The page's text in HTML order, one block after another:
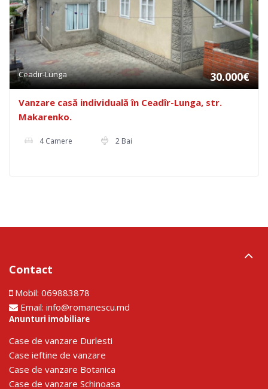
Ceadir-Lunga 30.000€
Vanzare casă individuală în Ceadîr-Lunga, str.
Makarenko.
4 Camere 2 Bai
Contact
Mobil: 069883878
Email: info@romanescu.md
Anunturi imobiliare
Сase de vanzare Durlesti
Сase ieftine de vanzare
Сase de vanzare Botanica
Сase de vanzare Schinoasa